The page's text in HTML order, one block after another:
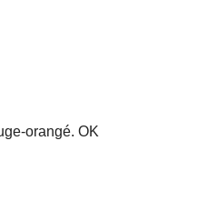
orangé. OK